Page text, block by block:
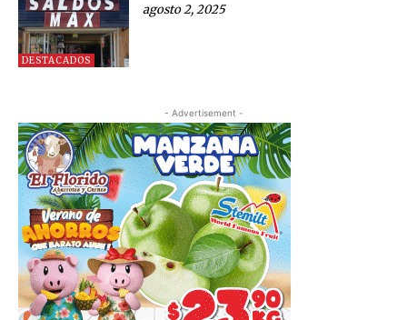
DESTACADOS
agosto 2, 2025
- Advertisement -